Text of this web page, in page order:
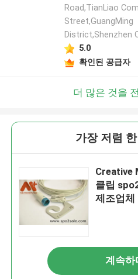
Road,TianLiao
Street,GuangMing
District,Shenzhen
5.0
확인된 공급자
더 많은 것을
가장 저렴
Creative
클립
제조업체
계속하